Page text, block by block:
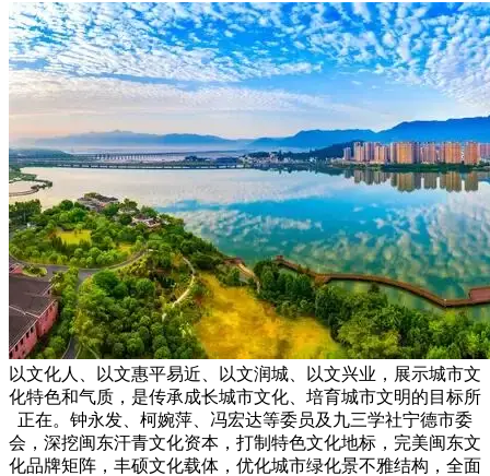
以文化人、以文惠平易近、以文润城、以文兴业，展示城市文
化特色和气质，是传承成长城市文化、培育城市文明的目标所
正在。钟永发、柯婉萍、冯宏达等委员及九三学社宁德市委
会，深挖闽东汗青文化资本，打制特色文化地标，完美闽东文
化品牌矩阵，丰硕文化载体，优化城市绿化景不雅结构，全面